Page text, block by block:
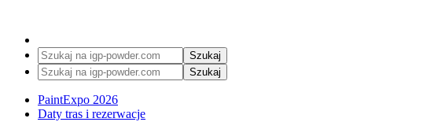
Szukaj
Szukaj
PaintExpo 2026
Daty tras i rezerwacje